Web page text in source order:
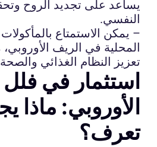
يساعد على تجديد الروح
النفسي.
– يمكن الاستمتاع
المحلية في الريف
تعزيز النظام الغذائي
استثمار في
الأوروبي: ماذا
تعرف؟